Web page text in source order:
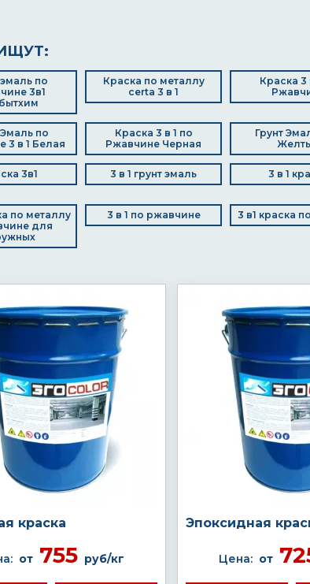
эмаль по
3в1
Краска по металлу
certa 3 в 1
Краска 3
Эмаль по
3 в 1 Белая
Краска 3 в 1 по
Ржавчине Черная
Грунт
3в1 3 в 1 грунт эмаль 3 в 1
по металлу
для
3 в 1 по ржавчине 3 в1 краска
краска
от755 руб/кг
Эпоксидная
Цена: от